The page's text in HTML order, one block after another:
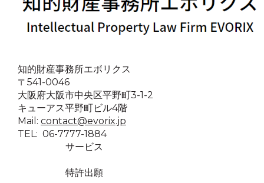
知的財産事務所エボリクス
〒541-0046
大阪府大阪市中央区平野町3-1-2
キューアス平野町ビル4階
Mail: contact@evorix.jp
TEL: 06-7777-1884
サービス
特許出願